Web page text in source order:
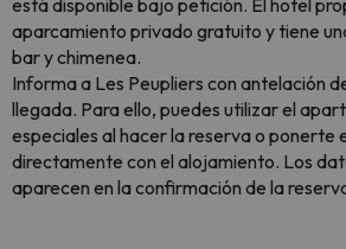
está disponible bajo petición. El hotel
aparcamiento privado gratuito y tiene
bar y chimenea.
Informa a Les Peupliers con antelación
llegada. Para ello, puedes utilizar el
especiales al hacer la reserva o ponerte
directamente con el alojamiento. Los
aparecen en la confirmación de la